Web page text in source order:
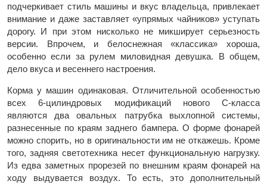
подчеркивает стиль машины и вкус владельца, привлекает
внимание и даже заставляет «упрямых чайников» уступать
дорогу. И при этом нисколько не микширует серьезность
версии. Впрочем, и белоснежная «классика» хороша,
особенно если за рулем миловидная девушка. В общем,
дело вкуса и весеннего настроения.
Корма у машин одинаковая. Отличительной особенностью
всех 6-цилиндровых модификаций нового С-класса
являются два овальных патрубка выхлопной системы,
разнесенные по краям заднего бампера. О форме фонарей
можно спорить, но в оригинальности им не откажешь. Кроме
того, задняя светотехника несет функциональную нагрузку.
Из едва заметных прорезей по внешним краям фонарей на
ходу выдувается воздух. То есть, это дополнительный